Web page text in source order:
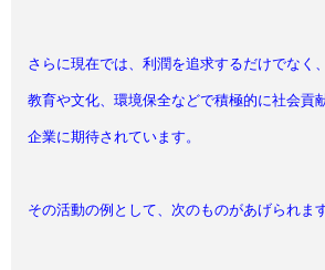
さらに現在では、利潤を追求するだけでなく、
教育や文化、環境保全などで積極的に社会貢
企業に期待されています。
その活動の例として、次のものがあげられます